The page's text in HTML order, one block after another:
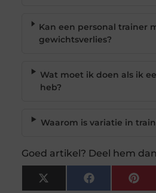
Kan een personal trainer
gewichtsverlies?
Wat moet ik doen als ik
heb?
Waarom is variatie in
Goed artikel? Deel hem
X
(Twitter)
Facebook